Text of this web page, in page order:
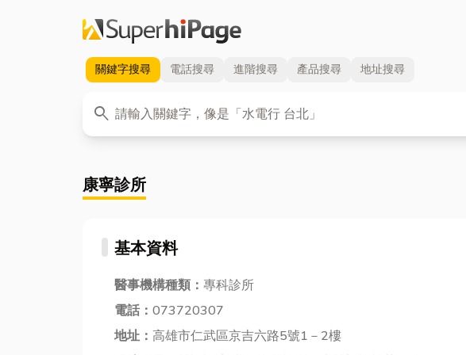
關鍵字搜尋 電話搜尋 進階搜尋 產品搜尋 地址搜尋
search
關鍵字
康寧診所
基本資料
醫事機構種類： 專科診所
電話： 073720307
地址： 高雄市仁武區京吉六路5號1－2樓